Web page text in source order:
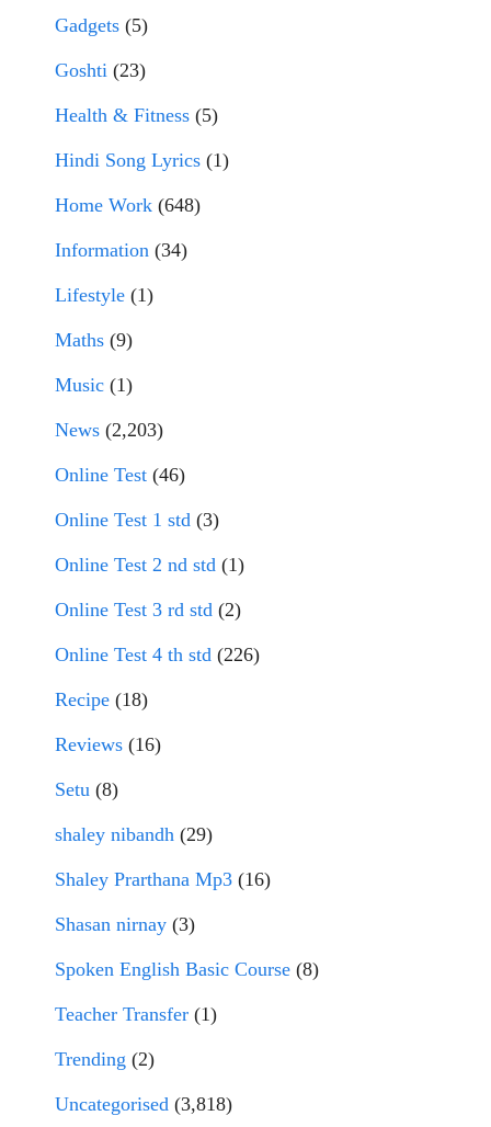
Gadgets (5)
Goshti (23)
Health & Fitness (5)
Hindi Song Lyrics (1)
Home Work (648)
Information (34)
Lifestyle (1)
Maths (9)
Music (1)
News (2,203)
Online Test (46)
Online Test 1 std (3)
Online Test 2 nd std (1)
Online Test 3 rd std (2)
Online Test 4 th std (226)
Recipe (18)
Reviews (16)
Setu (8)
shaley nibandh (29)
Shaley Prarthana Mp3 (16)
Shasan nirnay (3)
Spoken English Basic Course (8)
Teacher Transfer (1)
Trending (2)
Uncategorised (3,818)